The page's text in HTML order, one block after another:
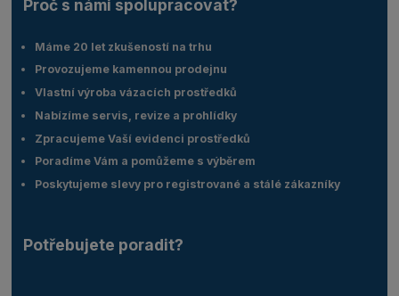
Proč s námi spolupracovat?
Máme 20 let zkušeností na trhu
Provozujeme kamennou prodejnu
Vlastní výroba vázacích prostředků
Nabízíme servis, revize a prohlídky
Zpracujeme Vaší evidenci prostředků
Poradíme Vám a pomůžeme s výběrem
Poskytujeme slevy pro registrované a stálé zákazníky
Potřebujete poradit?